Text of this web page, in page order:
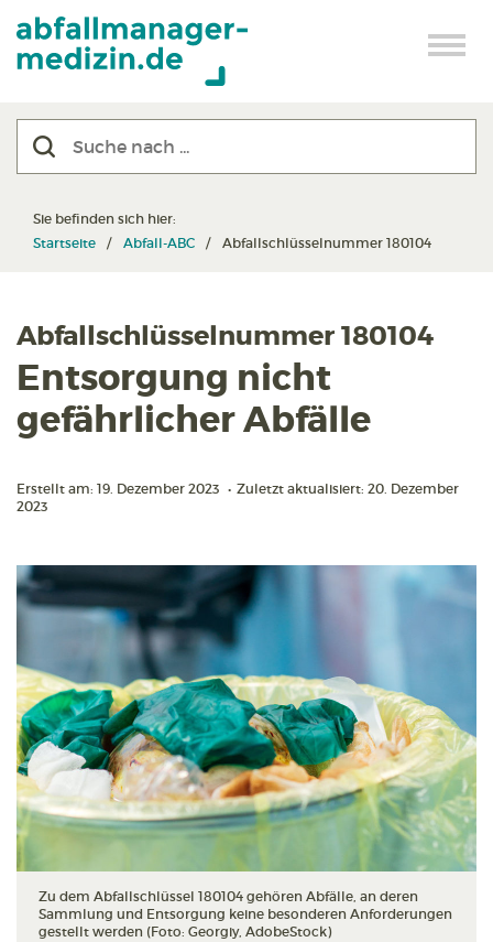
Sie befinden sich hier:
Startseite
Abfall-ABC Abfallschlüsselnummer 180104
Abfallschlüsselnummer 180104
Entsorgung nicht
gefährlicher Abfälle
Erstellt am: 19. Dezember 2023 • Zuletzt aktualisiert: 20. Dezember
2023
Zu dem Abfallschlüssel 180104 gehören Abfälle, an deren
Sammlung und Entsorgung keine besonderen Anforderungen
gestellt werden (Foto: Georgiy, AdobeStock)